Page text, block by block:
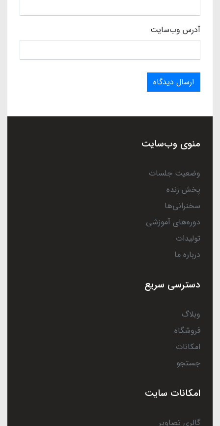
آدرس وب‌سایت
ارسال دیدگاه
منوی وب‌سایت
وضعیت جلسات
پخش زنده
سخنرانی‌ها
دوره‌های آموزشی
تولیدات
درباره ما
دسترسی سریع
وبلاگ
فروشگاه
امکانات
جستجو
امکانات سایت
گالری تصاویر